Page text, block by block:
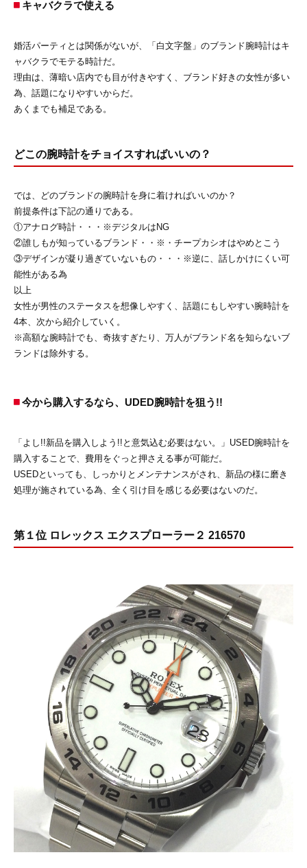
キャバクラで使える
婚活パーティとは関係がないが、「白文字盤」のブランド腕時計はキ
ャバクラでモテる時計だ。
理由は、薄暗い店内でも目が付きやすく、ブランド好きの女性が多い
為、話題になりやすいからだ。
あくまでも補足である。
どこの腕時計をチョイスすればいいの？
では、どのブランドの腕時計を身に着ければいいのか？
前提条件は下記の通りである。
①アナログ時計・・・※デジタルはNG
②誰しもが知っているブランド・・※・チープカシオはやめとこう
③デザインが凝り過ぎていないもの・・・※逆に、話しかけにくい可
能性がある為
以上
女性が男性のステータスを想像しやすく、話題にもしやすい腕時計を
4本、次から紹介していく。
※高額な腕時計でも、奇抜すぎたり、万人がブランド名を知らないブ
ランドは除外する。
今から購入するなら、UDED腕時計を狙う!!
「よし!!新品を購入しよう!!と意気込む必要はない。」USED腕時計を
購入することで、費用をぐっと押さえる事が可能だ。
USEDといっても、しっかりとメンテナンスがされ、新品の様に磨き
処理が施されている為、全く引け目を感じる必要はないのだ。
第１位 ロレックス エクスプローラー２ 216570